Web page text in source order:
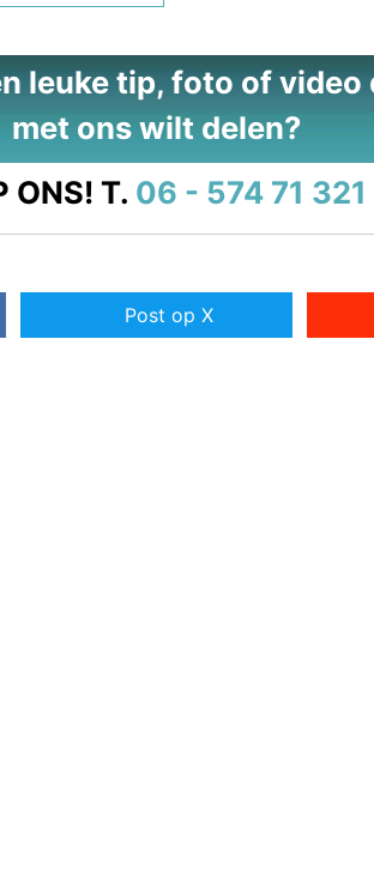
leuke tip, foto of video
met ons wilt delen?
ONS! T. 06 - 574 71 321
Post op X